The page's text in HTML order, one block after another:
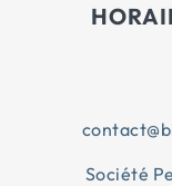
Société